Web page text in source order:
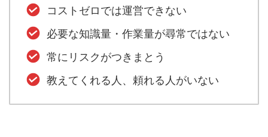
コストゼロでは運営できない
必要な知識量・作業量が尋常ではない
常にリスクがつきまとう
教えてくれる人、頼れる人がいない